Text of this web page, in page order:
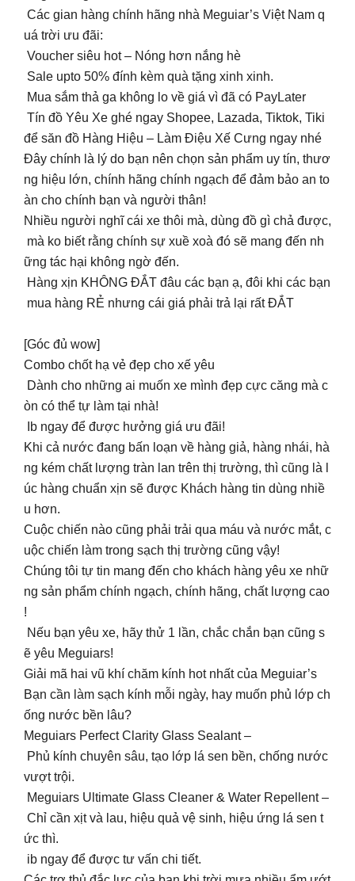
Các gian hàng chính hãng nhà Meguiar’s Việt Nam q
uá trời ưu đãi:
Voucher siêu hot – Nóng hơn nắng hè
Sale upto 50% đính kèm quà tặng xinh xinh.
Mua sắm thả ga không lo về giá vì đã có PayLater
Tín đồ Yêu Xe ghé ngay Shopee, Lazada, Tiktok, Tiki
để săn đồ Hàng Hiệu – Làm Điệu Xế Cưng ngay nhé
Đây chính là lý do bạn nên chọn sản phẩm uy tín, thươ
ng hiệu lớn, chính hãng chính ngạch để đảm bảo an to
àn cho chính bạn và người thân!
Nhiều người nghĩ cái xe thôi mà, dùng đồ gì chả được,
mà ko biết rằng chính sự xuề xoà đó sẽ mang đến nh
ững tác hại không ngờ đến.
Hàng xịn KHÔNG ĐẮT đâu các bạn ạ, đôi khi các bạn
mua hàng RẺ nhưng cái giá phải trả lại rất ĐẮT
[Góc đủ wow]
Combo chốt hạ vẻ đẹp cho xế yêu
Dành cho những ai muốn xe mình đẹp cực căng mà c
òn có thể tự làm tại nhà!
Ib ngay để được hưởng giá ưu đãi!
Khi cả nước đang bấn loạn về hàng giả, hàng nhái, hà
ng kém chất lượng tràn lan trên thị trường, thì cũng là l
úc hàng chuẩn xịn sẽ được Khách hàng tin dùng nhiề
u hơn.
Cuộc chiến nào cũng phải trải qua máu và nước mắt, c
uộc chiến làm trong sạch thị trường cũng vậy!
Chúng tôi tự tin mang đến cho khách hàng yêu xe nhữ
ng sản phẩm chính ngạch, chính hãng, chất lượng cao
!
️ Nếu bạn yêu xe, hãy thử 1 lần, chắc chắn bạn cũng s
ẽ yêu Meguiars!
Giải mã hai vũ khí chăm kính hot nhất của Meguiar’s
Bạn cần làm sạch kính mỗi ngày, hay muốn phủ lớp ch
ống nước bền lâu?
Meguiars Perfect Clarity Glass Sealant –
Phủ kính chuyên sâu, tạo lớp lá sen bền, chống nước
vượt trội.
Meguiars Ultimate Glass Cleaner & Water Repellent –
Chỉ cần xịt và lau, hiệu quả vệ sinh, hiệu ứng lá sen t
ức thì.
ib ngay để được tư vấn chi tiết.